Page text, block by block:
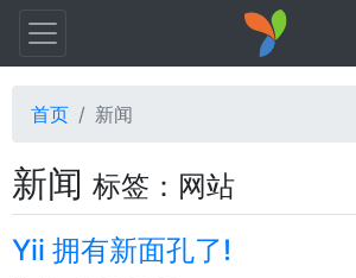
首页 新闻
新闻 标签：网站
Yii 拥有新面孔了!